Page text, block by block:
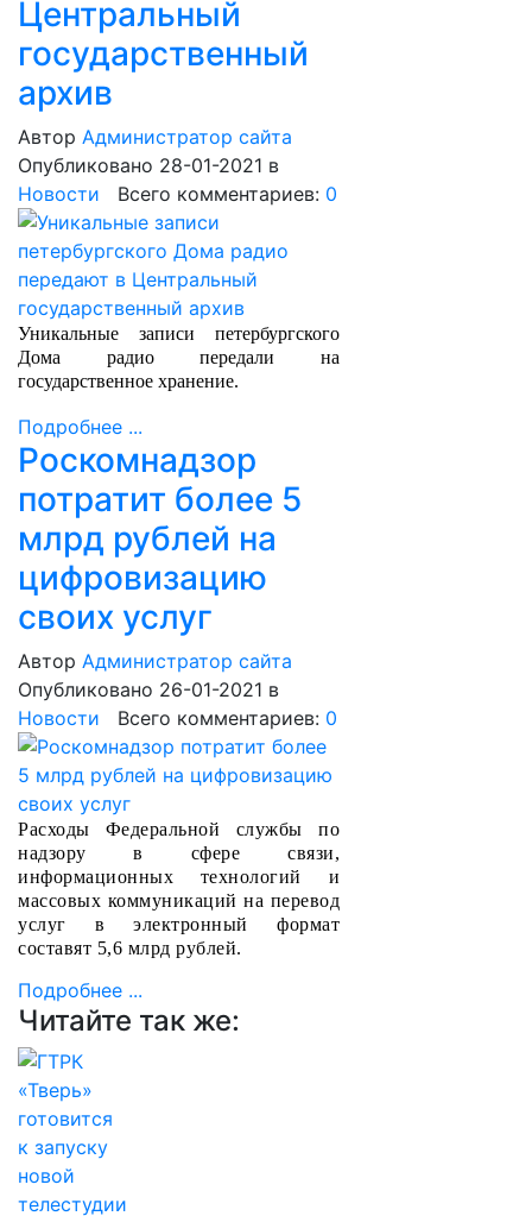
Центральный
государственный
архив
Автор Администратор сайта
Опубликовано 28-01-2021 в
Новости Всего комментариев: 0
Уникальные записи петербургского
Дома радио передали на
государственное хранение.
Подробнее ...
Роскомнадзор
потратит более 5
млрд рублей на
цифровизацию
своих услуг
Автор Администратор сайта
Опубликовано 26-01-2021 в
Новости Всего комментариев: 0
Расходы Федеральной службы по
надзору в сфере связи,
информационных технологий и
массовых коммуникаций на перевод
услуг в электронный формат
составят 5,6 млрд рублей.
Подробнее ...
Читайте так же: